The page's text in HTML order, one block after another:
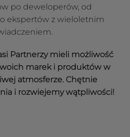
po deweloperów, od
ekspertów z wieloletnim
Partnerzy mieli możliwość
marek i produktów w
atmosferze. Chętnie
i rozwiejemy wątpliwości!